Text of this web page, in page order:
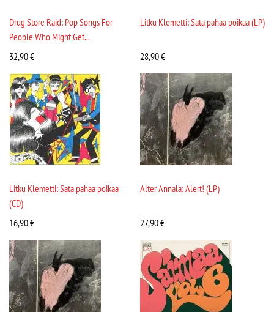
Drug Store Raid: Pop Songs For
People Who Might Get...
32,90€
Litku Klemetti: Sata pahaa poikaa (LP)
28,90€
Litku Klemetti: Sata pahaa poikaa
(CD)
16,90€
Alter Annala: Alert! (LP)
27,90€